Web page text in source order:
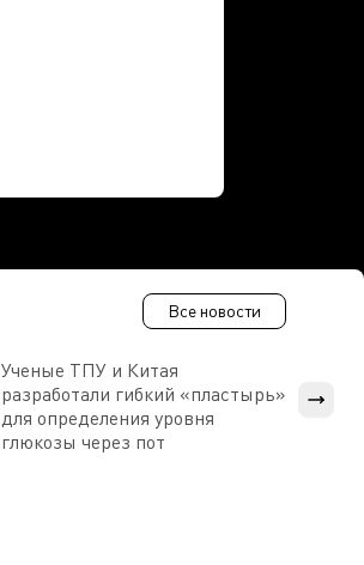
Все новости
Ученые ТПУ и Китая
разработали гибкий «пластырь»
для определения уровня
глюкозы через пот